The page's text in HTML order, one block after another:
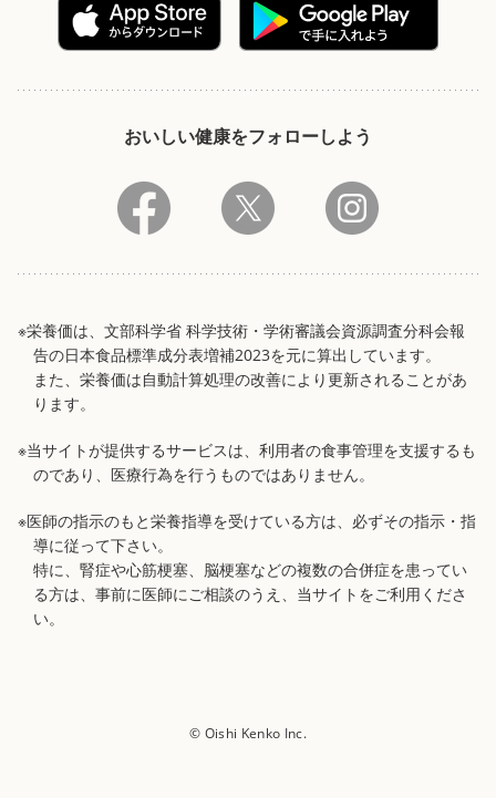
おいしい健康をフォローしよう
※栄養価は、文部科学省 科学技術・学術審議会資源調査分科会報
告の日本食品標準成分表増補2023を元に算出しています。
また、栄養価は自動計算処理の改善により更新されることがあ
ります。
※当サイトが提供するサービスは、利用者の食事管理を支援するも
のであり、医療行為を行うものではありません。
※医師の指示のもと栄養指導を受けている方は、必ずその指示・指
導に従って下さい。
特に、腎症や心筋梗塞、脳梗塞などの複数の合併症を患ってい
る方は、事前に医師にご相談のうえ、当サイトをご利用くださ
い。
© Oishi Kenko Inc.